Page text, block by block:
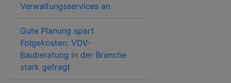
Verwaltungsservices an
Gute Planung spart
Folgekosten: VDV-
Bauberatung in der Branche
stark gefragt